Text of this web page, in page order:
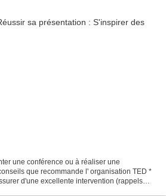
une conférence ou à réaliser une
que recommande l' organisation TED *
d'une excellente intervention (rappels